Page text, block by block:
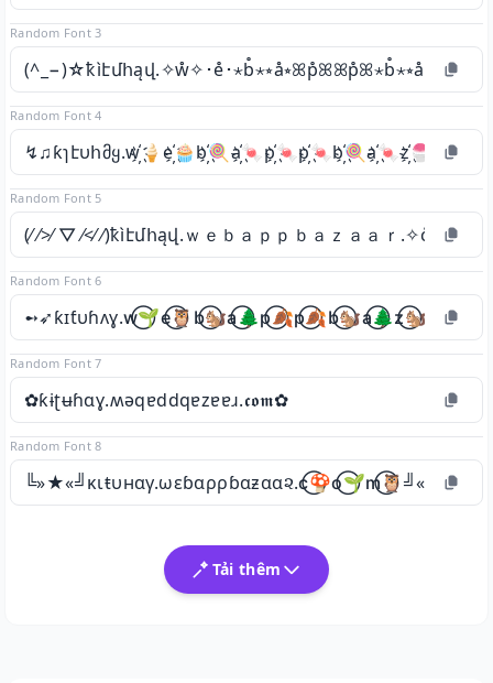
Random Font 3
(^_−)☆ҟìէմհąվ.✧ẘ✧･e̊･
Random Font 4
Random Font 5
(⁄ ⁄>⁄ ▽ ⁄<⁄ ⁄)ҟìէմհąվ.ｗｅｂａｐｐｂａｚａａｒ.✧c̊✧･o̊･
Random Font 6
Random Font 7
✿ƙɨʈʉɦɑɣ.ʍǝqɐddqɐzɐɐɹ.𝖈𝖔𝖒✿
Random Font 8
╚»★«╝κιŧυнαγ.ωεɓαρρɓαƶαα૨.c⃝🍄o⃝🌱m⃝🦉╝«★»╚
Tải thêm